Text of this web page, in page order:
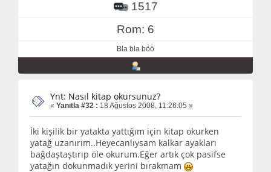
1517
Rom: 6
Bla bla böö
Ynt: Nasıl kitap okursunuz?
« Yanıtla #32 : 18 Ağustos 2008, 11:26:05 »
İki kişilik bir yatakta yattığım için kitap okurken
yatağ uzanırım..Heyecanlıysam kalkar ayakları
bağdaştaştırıp öle okurum.Eğer artık çok pasifse
yatağın dokunmadık yerini bırakmam